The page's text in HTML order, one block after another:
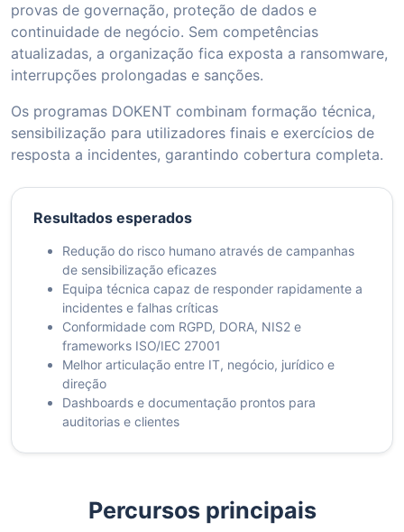
provas de governação, proteção de dados e
continuidade de negócio. Sem competências
atualizadas, a organização fica exposta a ransomware,
interrupções prolongadas e sanções.
Os programas DOKENT combinam formação técnica,
sensibilização para utilizadores finais e exercícios de
resposta a incidentes, garantindo cobertura completa.
Resultados esperados
Redução do risco humano através de campanhas
de sensibilização eficazes
Equipa técnica capaz de responder rapidamente a
incidentes e falhas críticas
Conformidade com RGPD, DORA, NIS2 e
frameworks ISO/IEC 27001
Melhor articulação entre IT, negócio, jurídico e
direção
Dashboards e documentação prontos para
auditorias e clientes
Percursos principais